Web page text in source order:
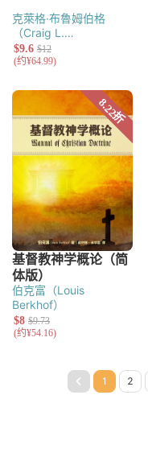
克萊格·布魯姆伯格
（Craig L.
Blomberg）
伯克富（Louis
Berkhof）